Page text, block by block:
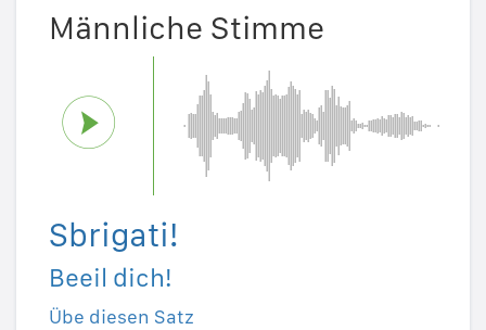
Männliche Stimme
Sbrigati!
Beeil dich!
Übe diesen Satz